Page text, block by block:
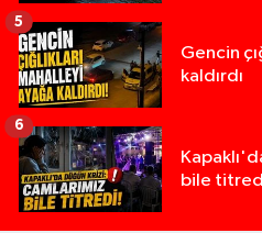
Gencin
kaldırdı
5
bile
6